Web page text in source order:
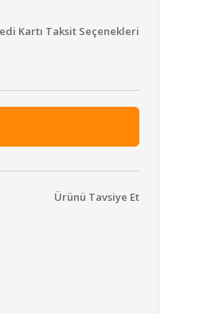
Kartı Taksit Seçenekleri
Ürünü Tavsiye Et